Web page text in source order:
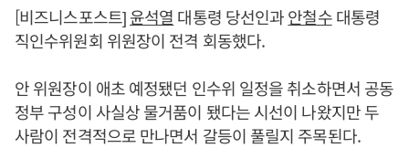
[비즈니스포스트]윤석열 대통령 당선인과안철수대통령
직인수위원회 위원장이 전격 회동했다.
안 위원장이 애초 예정됐던 인수위 일정을 취소하면서 공동
정부 구성이 사실상 물거품이 됐다는 시선이 나왔지만 두
사람이 전격적으로 만나면서 갈등이 풀릴지 주목된다.